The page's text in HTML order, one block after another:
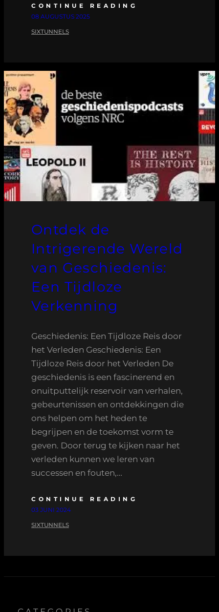
CONTINUE READING
08 AUGUSTUS 2025
SIXTUNNELS
Ontdek de
Intrigerende Wereld
van Geschiedenis:
Een Tijdloze
Verkenning
Geschiedenis: Een Tijdloze Reis door
het Verleden Geschiedenis: Een
Tijdloze Reis door het Verleden De
geschiedenis is een fascinerend en
onuitputtelijk reservoir van verhalen,
gebeurtenissen en ontdekkingen die
ons helpen om het heden te
begrijpen en de toekomst vorm te
geven. Door terug te kijken naar het
verleden kunnen we leren van
successen en fouten,…
CONTINUE READING
03 JUNI 2024
SIXTUNNELS